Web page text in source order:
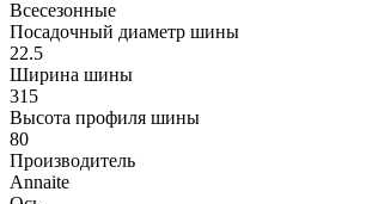
Всесезонные
Посадочный диаметр шины
22.5
Ширина шины
315
Высота профиля шины
80
Производитель
Annaite